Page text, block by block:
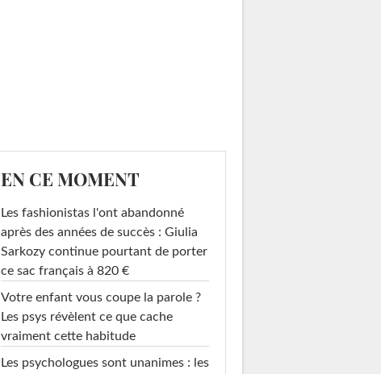
EN CE MOMENT
Les fashionistas l'ont abandonné
après des années de succès : Giulia
Sarkozy continue pourtant de porter
ce sac français à 820 €
Votre enfant vous coupe la parole ?
Les psys révèlent ce que cache
vraiment cette habitude
Les psychologues sont unanimes : les